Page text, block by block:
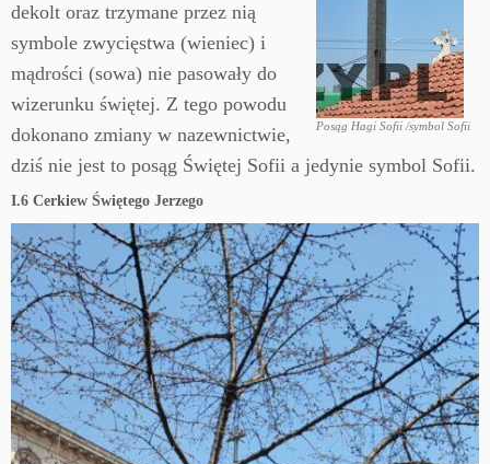
Posąg Hagi Sofii /symbol Sofii
dekolt oraz trzymane przez nią
symbole zwycięstwa (wieniec) i
mądrości (sowa) nie pasowały do
wizerunku świętej. Z tego powodu
dokonano zmiany w nazewnictwie,
dziś nie jest to posąg Świętej Sofii a jedynie symbol Sofii.
I.6 Cerkiew Świętego Jerzego